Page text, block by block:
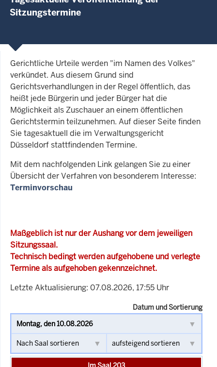
Sitzungstermine
Gerichtliche Urteile werden "im Namen des Volkes"
verkündet. Aus diesem Grund sind
Gerichtsverhandlungen in der Regel öffentlich, das
heißt jede Bürgerin und jeder Bürger hat die
Möglichkeit als Zuschauer an einem öffentlichen
Gerichtstermin teilzunehmen. Auf dieser Seite finden
Sie tagesaktuell die im Verwaltungsgericht
Düsseldorf stattfindenden Termine.
Mit dem nachfolgenden Link gelangen Sie zu einer
Übersicht der Verfahren von besonderem Interesse:
Terminvorschau
Maßgeblich ist nur der Aushang vor dem jeweiligen
Sitzungssaal.
Technisch bedingt werden aufgehobene und verlegte
Termine als aufgehoben gekennzeichnet.
Letzte Aktualisierung: 07.08.2026, 17:55 Uhr
Datum und Sortierung